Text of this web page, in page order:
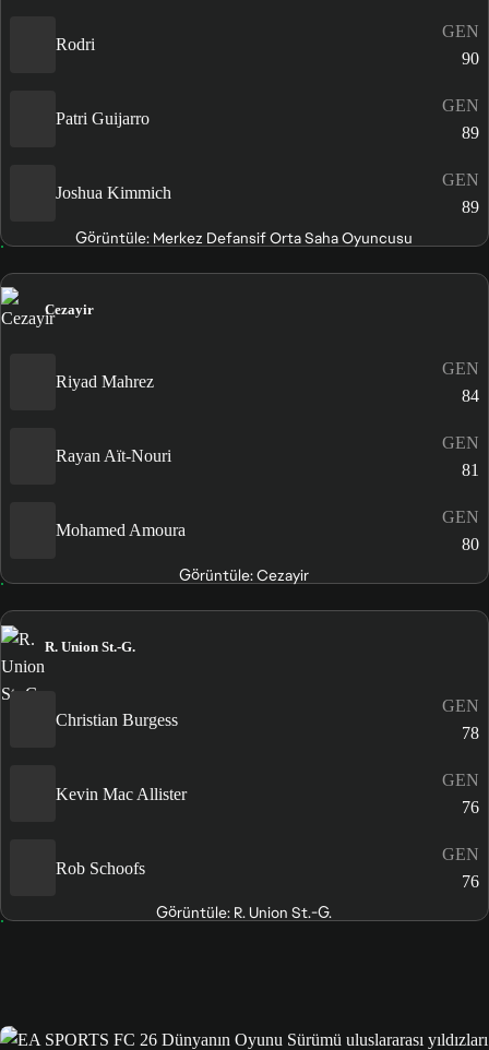
Rodri
GEN
90
Patri Guijarro
GEN
89
Joshua Kimmich
GEN
89
Görüntüle: Merkez Defansif Orta Saha Oyuncusu
Cezayir
Riyad Mahrez
GEN
84
Rayan Aït-Nouri
GEN
81
Mohamed Amoura
GEN
80
Görüntüle: Cezayir
R. Union St.-G.
Christian Burgess
GEN
78
Kevin Mac Allister
GEN
76
Rob Schoofs
GEN
76
Görüntüle: R. Union St.-G.